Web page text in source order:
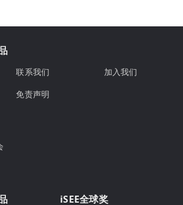
联系我们
加入我们
免责声明
iSEE全球奖